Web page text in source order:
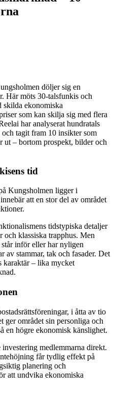
döljer sig en
Här möts 30-talsfunkis och
skilda ekonomiska
som kan skilja sig med flera
har analyserat hundratals
och tagit fram 10 insikter som
ut – bortom prospekt, bilder och
tid
Kungsholmen ligger i
att en stor del av området
tidstypiska detaljer
och klassiska trapphus. Men
inför eller har nyligen
av stammar, tak och fasader. Det
karaktär – lika mycket
i åtta av tio
ger området sin personliga och
en högre ekonomisk känslighet.
medlemmarna direkt.
får tydlig effekt på
planering och
att undvika ekonomiska